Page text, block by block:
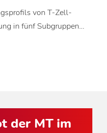
von T-Zell-
in fünf Subgruppen…
der MT im